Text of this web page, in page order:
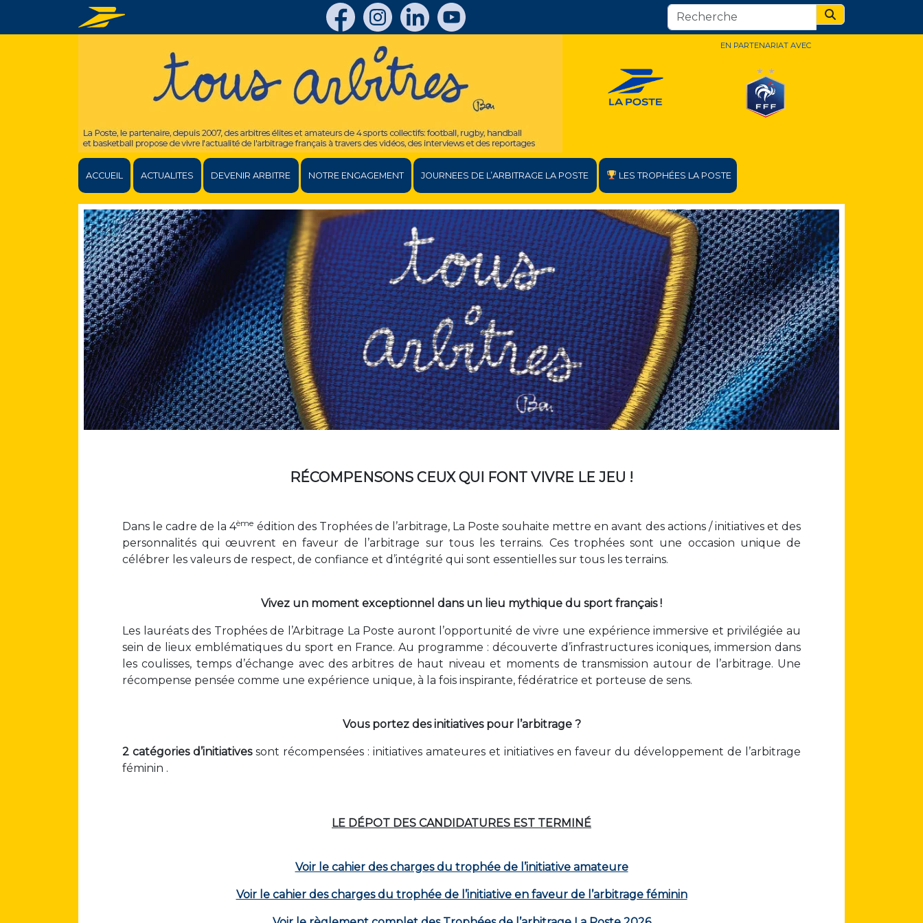
Search
EN PARTENARIAT AVEC
ACCUEIL ACTUALITES DEVENIR ARBITRE NOTRE ENGAGEMENT JOURNEES DE L’ARBITRAGE LA POSTE LES TROPHÉES LA POSTE
RÉCOMPENSONS CEUX QUI FONT VIVRE LE JEU !
Dans le cadre de la 4ème édition des Trophées de l’arbitrage, La Poste souhaite mettre en avant des actions / initiatives et des
personnalités qui œuvrent en faveur de l’arbitrage sur tous les terrains. Ces trophées sont une occasion unique de
célébrer les valeurs de respect, de confiance et d’intégrité qui sont essentielles sur tous les terrains.
Vivez un moment exceptionnel dans un lieu mythique du sport français !
Les lauréats des Trophées de l’Arbitrage La Poste auront l’opportunité de vivre une expérience immersive et privilégiée au
sein de lieux emblématiques du sport en France. Au programme : découverte d’infrastructures iconiques, immersion dans
les coulisses, temps d’échange avec des arbitres de haut niveau et moments de transmission autour de l’arbitrage. Une
récompense pensée comme une expérience unique, à la fois inspirante, fédératrice et porteuse de sens.
Vous portez des initiatives pour l’arbitrage ?
2 catégories d’initiativessont récompensées : initiatives amateures et initiatives en faveur du développement de l’arbitrage
féminin .
LE DÉPOT DES CANDIDATURES EST TERMINÉ
Voir le cahier des charges du trophée de l’initiative amateure
Voir le cahier des charges du trophée de l’initiative en faveur de l’arbitrage féminin